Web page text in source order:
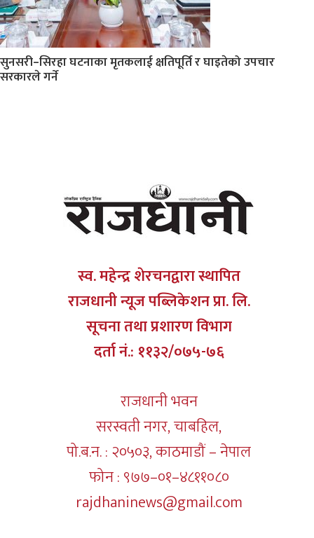
सुनसरी–सिरहा घटनाका मृतकलाई क्षतिपूर्ति र घाइतेको उपचार
सरकारले गर्ने
स्व. महेन्द्र शेरचनद्वारा स्थापित
राजधानी न्यूज पब्लिकेशन प्रा. लि.
सूचना तथा प्रशारण विभाग
दर्ता नं.: ११३२/०७५-७६
राजधानी भवन
सरस्वती नगर, चाबहिल,
पो.ब.न. : २०५०३, काठमाडौं – नेपाल
फोन : ९७७–०१–४८११०८०
rajdhaninews@gmail.com